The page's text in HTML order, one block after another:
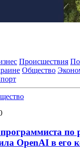
Происшествия
Общество
по
OpenAI в его